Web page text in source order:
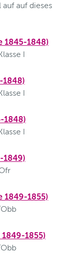
auf auf dieses
1845-1848)
I
1848)
I
1848)
I
1849)
1849-1855)
1855)